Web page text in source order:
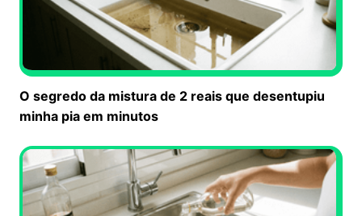
O segredo da mistura de 2 reais que desentupiu
minha pia em minutos